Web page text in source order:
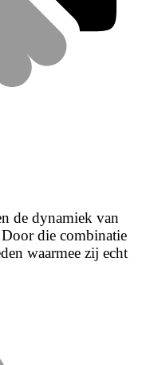
de dynamiek van
die combinatie
waarmee zij echt